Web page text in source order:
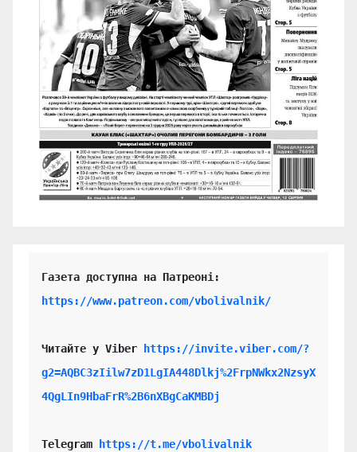
https://www.patreon.com/vbolivalnik/
Читайте у Viber
https://invite.viber.com/?
g2=AQBC3zIilw7zD1LgIA448Dlkj%2FrpNWkx2NzsyX
4QgLIn9HbaFrR%2B6nXBgCaKMBDj
Telegram https://t.me/vbolivalnik